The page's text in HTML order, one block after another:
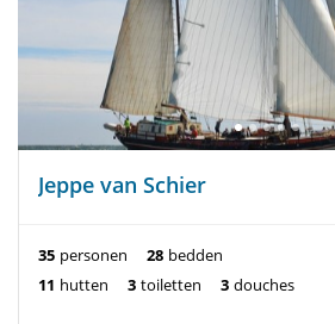
Jeppe van Schier
35 personen 28 bedden
11 hutten 3 toiletten 3 douches